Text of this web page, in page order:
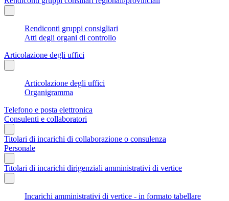
Rendiconti gruppi consigliari
Atti degli organi di controllo
Articolazione degli uffici
Articolazione degli uffici
Organigramma
Telefono e posta elettronica
Consulenti e collaboratori
Titolari di incarichi di collaborazione o consulenza
Personale
Titolari di incarichi dirigenziali amministrativi di vertice
Incarichi amministrativi di vertice - in formato tabellare